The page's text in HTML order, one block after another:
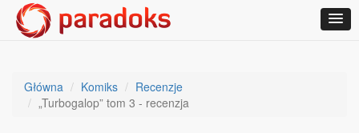
Główna Komiks
Recenzje
„Turbogalop” tom 3 - recenzja